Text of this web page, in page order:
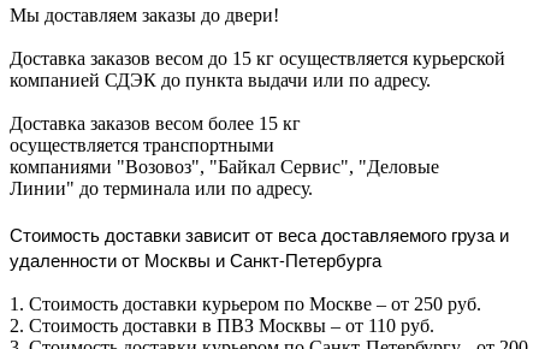
Мы доставляем заказы до двери!
Доставка заказов весом до 15 кг осуществляется курьерской
компанией СДЭК до пункта выдачи или по адресу.
Доставка заказов весом более 15 кг
осуществляется транспортными
компаниями "Возовоз", "Байкал Сервис", "Деловые
Линии" до терминала или по адресу.
Стоимость доставки зависит от веса доставляемого груза и
удаленности от Москвы и Санкт-Петербурга
1. Стоимость доставки курьером по Москве – от 250 руб.
2. Стоимость доставки в ПВЗ Москвы – от 110 руб.